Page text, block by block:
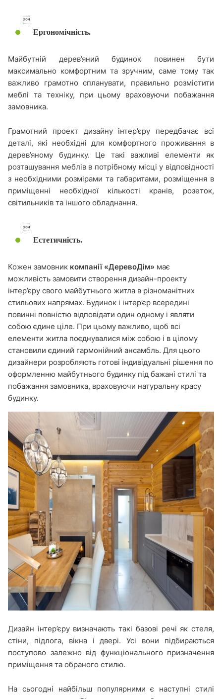

Ергономічність.
Майбутній дерев’яний будинок повинен бути
максимально комфортним та зручним, саме тому так
важливо грамотно спланувати, правильно розмістити
меблі та техніку, при цьому враховуючи побажання
замовника.
Грамотний проект дизайну інтер’єру передбачає всі
деталі, які необхідні для комфортного проживання в
дерев’яному будинку. Це такі важливі елементи як
розташування меблів в потрібному місці у відповідності
з необхідними розмірами та габаритами, розміщення в
приміщенні необхідної кількості кранів, розеток,
світильників та іншого обладнання.

Естетичність.
Кожен замовник компанії «ДеревоДім» має
можливість замовити створення дизайн-проекту
інтер’єру свого майбутнього житла в різноманітних
стильових напрямах. Будинок і інтер’єр всередині
повинні повністю відповідати один одному і являти
собою єдине ціле. При цьому важливо, щоб всі
елементи житла поєднувалися між собою і в цілому
становили єдиний гармонійний ансамбль. Для цього
дизайнери розробляють готові індивідуальні рішення по
оформленню майбутнього будинку під бажані стилі та
побажання замовника, враховуючи натуральну красу
будинку.
Дизайн інтер’єру визначають такі базові речі як стеля,
стіни, підлога, вікна і двері. Усі вони підбираються
поступово залежно від функціонального призначення
приміщення та обраного стилю.
На сьогодні найбільш популярними є наступні стилі